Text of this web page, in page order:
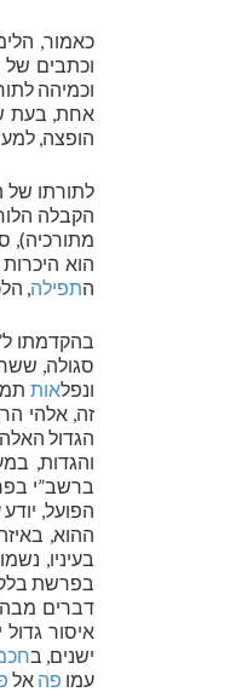
וכמיהה
אחת, בעת
הופצה,
לתורתו של
הקבלה
מתורכיה),
הוא
התפילה,
בהקדמתו
סגולה,
ונפלאות
זה, אלהי
הגדול
והגדות,
ברשב”י
הפועל,
ההוא,
בעיניו,
בפרשת בלק,
דברים
איסור
ישנים, ב
עמו פה אל